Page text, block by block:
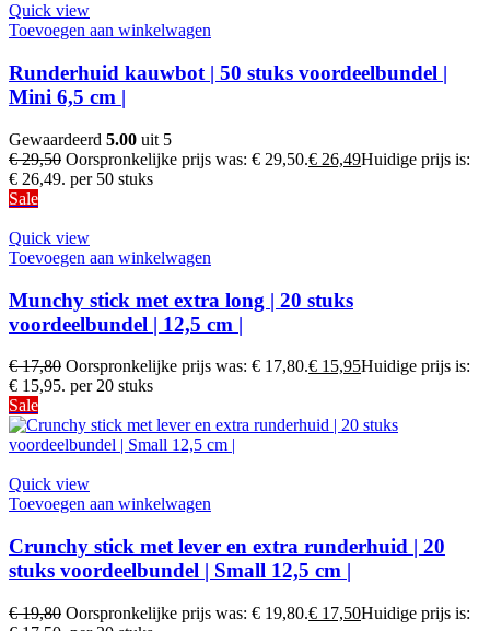
Quick view
Toevoegen aan winkelwagen
Runderhuid kauwbot | 50 stuks voordeelbundel |
Mini 6,5 cm |
Gewaardeerd 5.00 uit 5
€29,50 Oorspronkelijke prijs was: € 29,50.€ 26,49Huidige prijs is:
€ 26,49. per 50 stuks
Sale
Quick view
Toevoegen aan winkelwagen
Munchy stick met extra long | 20 stuks
voordeelbundel | 12,5 cm |
€17,80 Oorspronkelijke prijs was: € 17,80.€ 15,95Huidige prijs is:
€ 15,95. per 20 stuks
Sale
Quick view
Toevoegen aan winkelwagen
Crunchy stick met lever en extra runderhuid | 20
stuks voordeelbundel | Small 12,5 cm |
€19,80 Oorspronkelijke prijs was: € 19,80.€ 17,50Huidige prijs is: